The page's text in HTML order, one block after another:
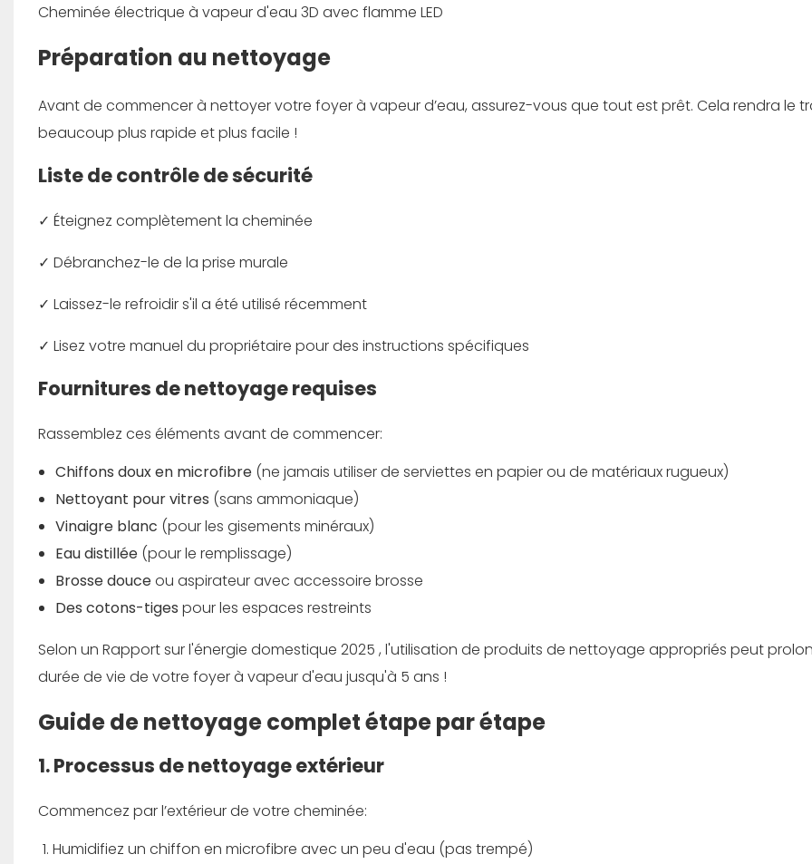
Cheminée électrique à vapeur d'eau 3D avec flamme LED
Préparation au nettoyage
Avant de commencer à nettoyer votre foyer à vapeur d’eau, assurez-vous que tout est prêt. Cela rendra le
beaucoup plus rapide et plus facile !
Liste de contrôle de sécurité
✓ Éteignez complètement la cheminée
✓ Débranchez-le de la prise murale
✓ Laissez-le refroidir s'il a été utilisé récemment
✓ Lisez votre manuel du propriétaire pour des instructions spécifiques
Fournitures de nettoyage requises
Rassemblez ces éléments avant de commencer:
Chiffons doux en microfibre (ne jamais utiliser de serviettes en papier ou de matériaux rugueux)
Nettoyant pour vitres (sans ammoniaque)
Vinaigre blanc (pour les gisements minéraux)
Eau distillée (pour le remplissage)
Brosse douceou aspirateur avec accessoire brosse
Des cotons-tigespour les espaces restreints
Selon un Rapport sur l'énergie domestique 2025 , l'utilisation de produits de nettoyage appropriés peut
durée de vie de votre foyer à vapeur d'eau jusqu'à 5 ans !
Guide de nettoyage complet étape par étape
1. Processus de nettoyage extérieur
Commencez par l’extérieur de votre cheminée:
Humidifiez un chiffon en microfibre avec un peu d'eau (pas trempé)